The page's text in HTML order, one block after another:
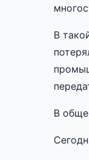
В
В